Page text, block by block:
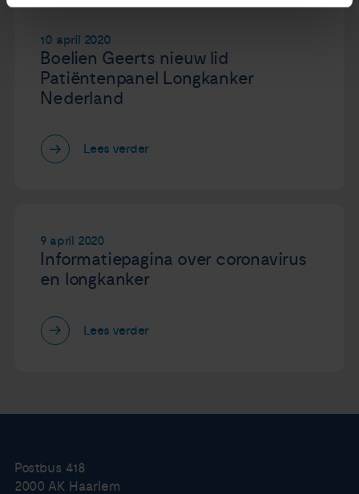
10 april 2020
Boelien Geerts nieuw lid
Patiëntenpanel Longkanker
Nederland
Lees verder
9 april 2020
Informatiepagina over coronavirus
en longkanker
Lees verder
Postbus 418
2000 AK Haarlem